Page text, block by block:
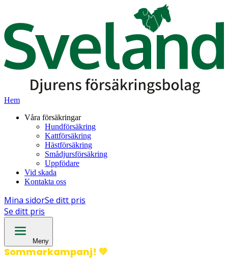
Hem
Våra försäkringar
Hundförsäkring
Kattförsäkring
Hästförsäkring
Smådjursförsäkring
Uppfödare
Vid skada
Kontakta oss
Mina sidorSe ditt pris
Se ditt pris
Meny
Sommarkampanj! 💚